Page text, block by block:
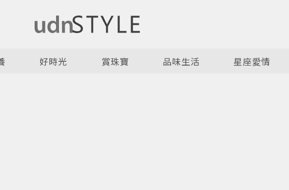
好時光 賞珠寶 品味生活 星座愛情